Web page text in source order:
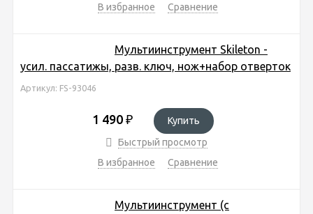
В избранное
Сравнение
Мультиинструмент Skileton -
усил. пассатижы, разв. ключ, нож+набор отверток
Артикул: FS-93046
1 490 ₽
Купить
Быстрый просмотр
В избранное
Сравнение
Мультиинструмент (с